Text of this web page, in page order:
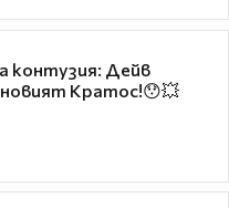
контузия: Дейв
Кратос!😯💥